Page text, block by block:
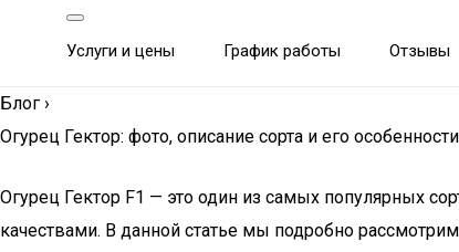
Услуги и цены График работы Отзывы
Блог ›
Огурец Гектор: фото, описание сорта и его особенности
Огурец Гектор F1 — это один из самых популярных
качествами. В данной статье мы подробно